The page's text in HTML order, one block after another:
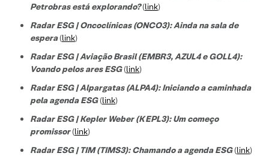
Petrobras está explorando?(link)
Radar ESG | Oncoclínicas (ONCO3): Ainda na sala de
espera(link)
Radar ESG | Aviação Brasil (EMBR3, AZUL4 e GOLL4):
Voando pelos ares ESG(link)
Radar ESG | Alpargatas (ALPA4): Iniciando a caminhada
pela agenda ESG(link)
Radar ESG | Kepler Weber (KEPL3): Um começo
promissor(link)
Radar ESG | TIM (TIMS3): Chamando a agenda ESG(link)